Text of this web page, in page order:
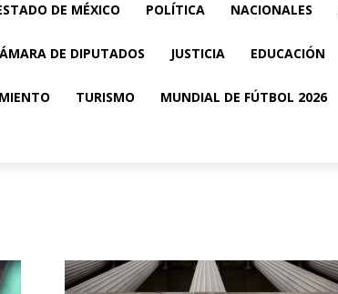
DE MÉXICO POLÍTICA NACIONALES
DE DIPUTADOS JUSTICIA EDUCACIÓN
TURISMO MUNDIAL DE FÚTBOL 2026